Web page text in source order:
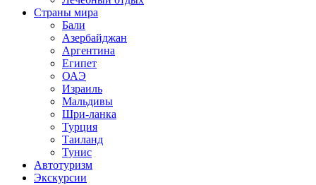
Страны мира
Бали
Азербайджан
Аргентина
Египет
ОАЭ
Израиль
Мальдивы
Шри-ланка
Турция
Таиланд
Тунис
Автотуризм
Экскурсии